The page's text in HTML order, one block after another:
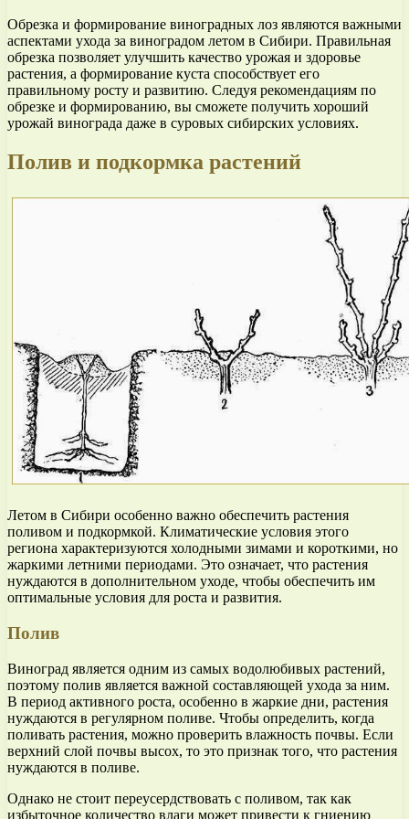
Обрезка и формирование виноградных лоз являются важными
аспектами ухода за виноградом летом в Сибири. Правильная
обрезка позволяет улучшить качество урожая и здоровье
растения, а формирование куста способствует его
правильному росту и развитию. Следуя рекомендациям по
обрезке и формированию, вы сможете получить хороший
урожай винограда даже в суровых сибирских условиях.
Полив и подкормка растений
Летом в Сибири особенно важно обеспечить растения
поливом и подкормкой. Климатические условия этого
региона характеризуются холодными зимами и короткими, но
жаркими летними периодами. Это означает, что растения
нуждаются в дополнительном уходе, чтобы обеспечить им
оптимальные условия для роста и развития.
Полив
Виноград является одним из самых водолюбивых растений,
поэтому полив является важной составляющей ухода за ним.
В период активного роста, особенно в жаркие дни, растения
нуждаются в регулярном поливе. Чтобы определить, когда
поливать растения, можно проверить влажность почвы. Если
верхний слой почвы высох, то это признак того, что растения
нуждаются в поливе.
Однако не стоит переусердствовать с поливом, так как
избыточное количество влаги может привести к гниению